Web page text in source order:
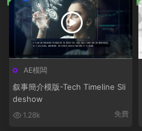
AE模闆
叙事簡介模版-Tech Timeline Sli
deshow
1.28k 免費